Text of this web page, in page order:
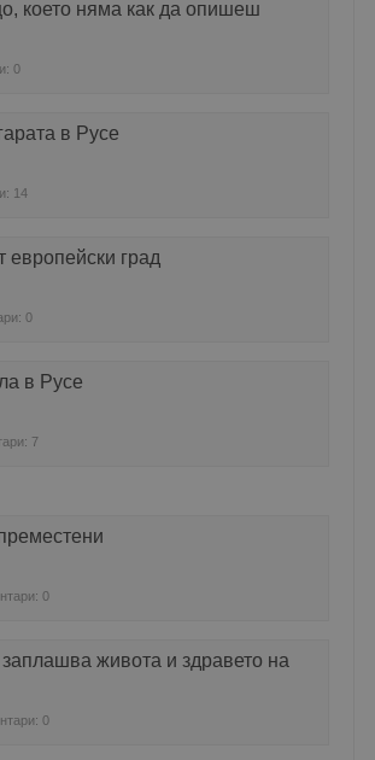
което няма как да опишеш
0
в Русе
14
европейски град
0
в Русе
7
0
живота и здравето на
0